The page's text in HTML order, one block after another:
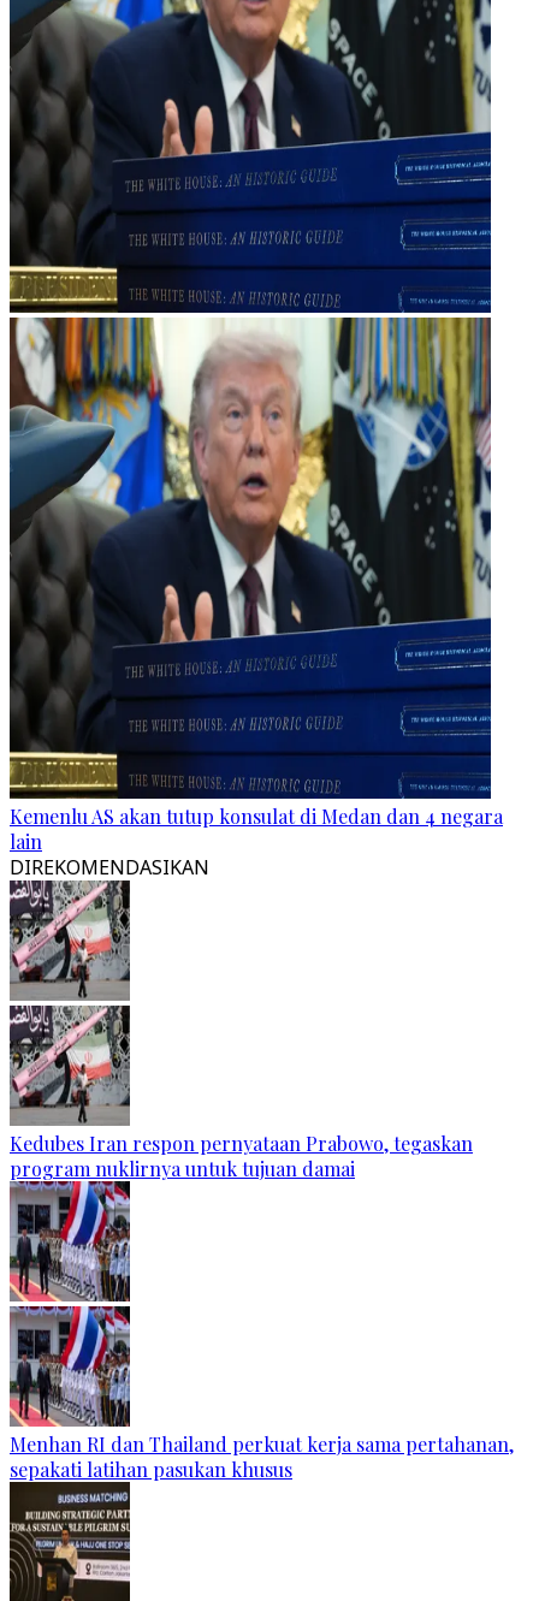
Kemenlu AS akan tutup konsulat di Medan dan 4 negara
lain
DIREKOMENDASIKAN
Kedubes Iran respon pernyataan Prabowo, tegaskan
program nuklirnya untuk tujuan damai
Menhan RI dan Thailand perkuat kerja sama pertahanan,
sepakati latihan pasukan khusus